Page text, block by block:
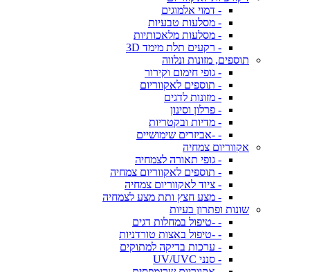
- דמוי אלמוגים
- מסלעות טבעיות
- מסלעות מלאכותיות
- רקעים תלת מימד 3D
תוספים, מזונות ונלווה
- גופי חימום וקירור
- תוספים לאקווריום
- מזונות לדגים
- פרלון וסינון
- מדיות ובקטריות
- -אביזרים שימושיים
אקווריום צמחיה
- גופי תאורה לצמחיה
- תוספים לאקווריום צמחיה
- ציוד לאקווריום צמחיה
- מצע חצץ ותת מצע לצמחיה
שונות ופתרון בעיות
- -טיפול במחלות דגים
- -טיפול באצות טורדניות
- ערכות בדיקה למתוקים
- סנני UV/UVC